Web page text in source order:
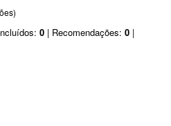
0 | Recomendações: 0 |